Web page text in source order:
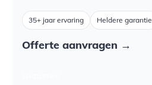
35+ jaar ervaring Heldere garantie
Offerte aanvragen →